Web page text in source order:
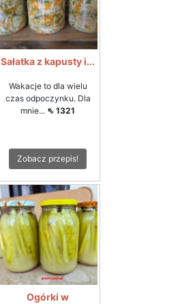
Sałatka z kapusty i...
Wakacje to dla wielu
czas odpoczynku. Dla
mnie... ⇖ 1321
Zobacz przepis!
Ogórki w